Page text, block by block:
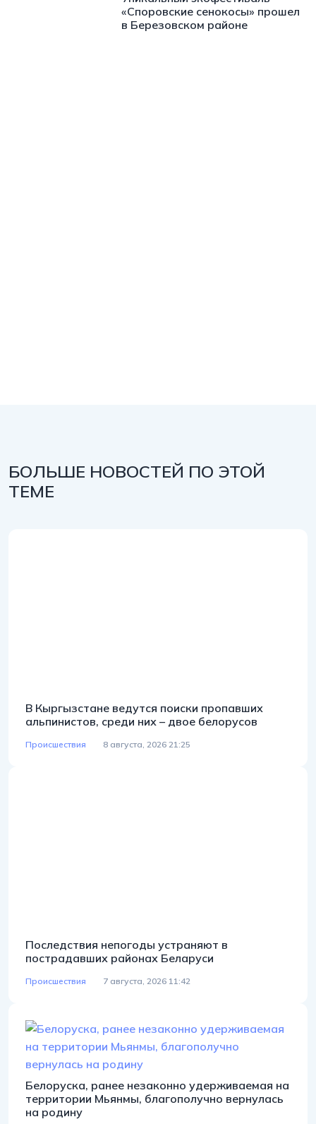
«Споровские сенокосы» прошел
в Березовском районе
БОЛЬШЕ НОВОСТЕЙ ПО ЭТОЙ
ТЕМЕ
В Кыргызстане ведутся поиски пропавших
альпинистов, среди них – двое белорусов
Происшествия 8 августа, 2026 21:25
Последствия непогоды устраняют в
пострадавших районах Беларуси
Происшествия 7 августа, 2026 11:42
Белоруска, ранее незаконно удерживаемая на
территории Мьянмы, благополучно вернулась
на родину